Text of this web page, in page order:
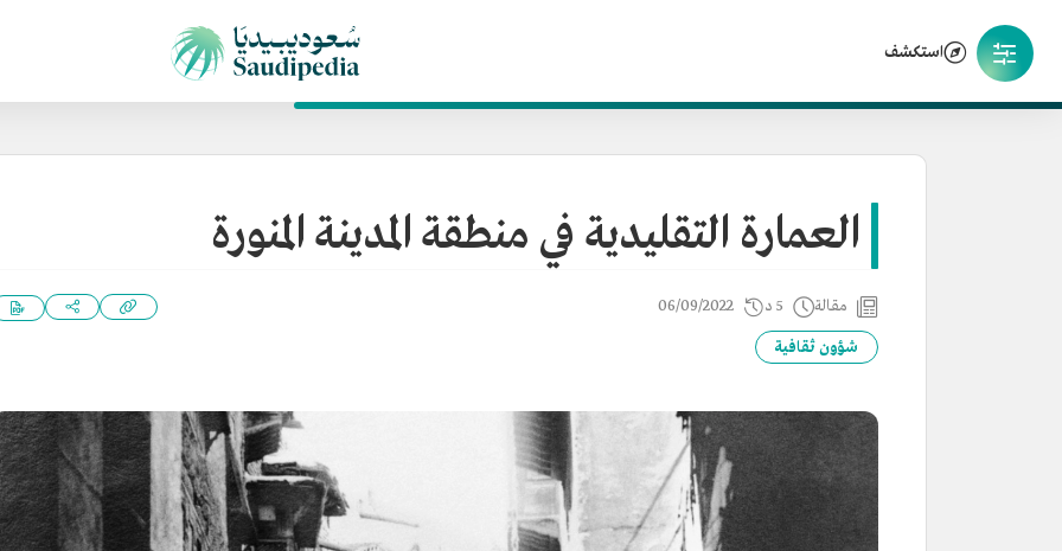
استكشف
العمارة التقليدية في منطقة المدينة المنورة
مقالة 5 د 06/09/2022
شؤون ثقافية